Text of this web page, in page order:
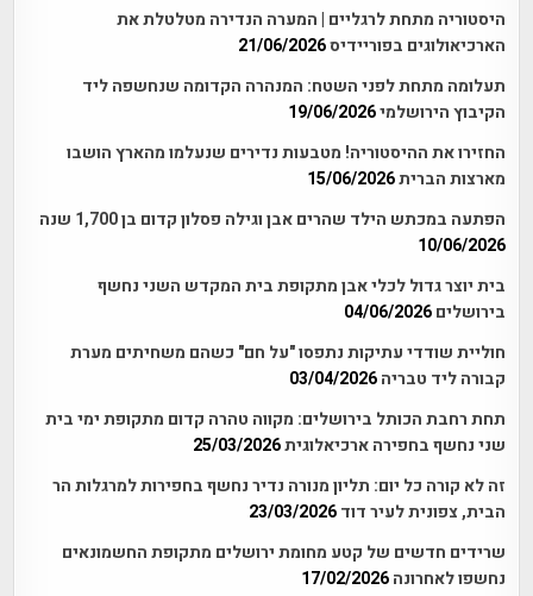
היסטוריה מתחת לרגליים | המערה הנדירה מטלטלת את
הארכיאולוגים בפוריידיס21/06/2026
תעלומה מתחת לפני השטח: המנהרה הקדומה שנחשפה ליד
הקיבוץ הירושלמי19/06/2026
החזירו את ההיסטוריה! מטבעות נדירים שנעלמו מהארץ הושבו
מארצות הברית15/06/2026
הפתעה במכתש הילד שהרים אבן וגילה פסלון קדום בן 1,700 שנה
10/06/2026
בית יוצר גדול לכלי אבן מתקופת בית המקדש השני נחשף
בירושלים 04/06/2026
חוליית שודדי עתיקות נתפסו "על חם" כשהם משחיתים מערת
קבורה ליד טבריה 03/04/2026
תחת רחבת הכותל בירושלים: מקווה טהרה קדום מתקופת ימי בית
שני נחשף בחפירה ארכיאלוגית25/03/2026
זה לא קורה כל יום: תליון מנורה נדיר נחשף בחפירות למרגלות הר
הבית, צפונית לעיר דוד 23/03/2026
שרידים חדשים של קטע מחומת ירושלים מתקופת החשמונאים
נחשפו לאחרונה 17/02/2026